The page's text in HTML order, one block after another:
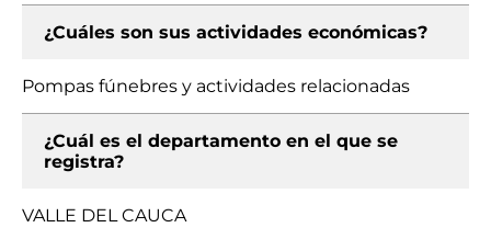
¿Cuáles son sus actividades económicas?
Pompas fúnebres y actividades relacionadas
¿Cuál es el departamento en el que se
registra?
VALLE DEL CAUCA